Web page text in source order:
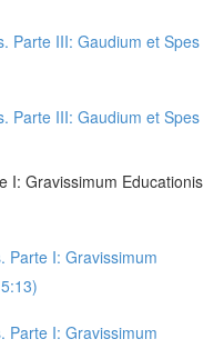
Parte III: Gaudium et Spes
Parte III: Gaudium et Spes
I: Gravissimum Educationis
Parte I: Gravissimum
Parte I: Gravissimum